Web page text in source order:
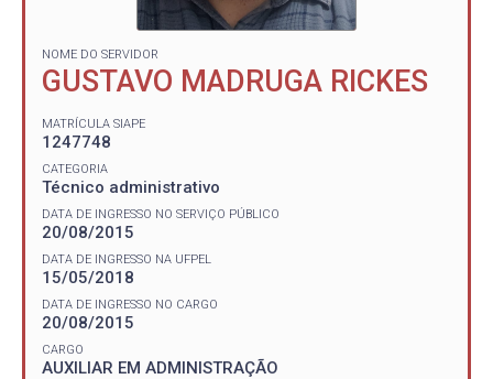
NOME DO SERVIDOR
GUSTAVO MADRUGA RICKES
MATRÍCULA SIAPE
1247748
CATEGORIA
Técnico administrativo
DATA DE INGRESSO NO SERVIÇO PÚBLICO
20/08/2015
DATA DE INGRESSO NA UFPEL
15/05/2018
DATA DE INGRESSO NO CARGO
20/08/2015
CARGO
AUXILIAR EM ADMINISTRAÇÃO